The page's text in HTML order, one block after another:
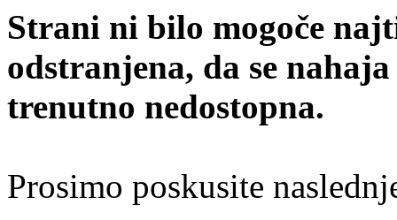
Strani ni bilo mogoče
odstranjena, da se
trenutno nedostopna.
Prosimo poskusite